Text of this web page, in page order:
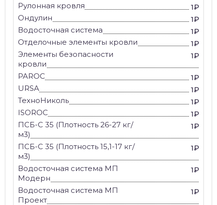
Рулонная кровля
1₽
Ондулин
1₽
Водосточная система
1₽
Отделочные элементы кровли
1₽
Элементы безопасности
кровли
1₽
PAROC
1₽
URSA
1₽
ТехноНиколь
1₽
ISOROC
1₽
ПСБ-С 35 (Плотность 26-27 кг/
м3)
1₽
ПСБ-С 35 (Плотность 15,1-17 кг/
м3)
1₽
Водосточная система МП
Модерн
1₽
Водосточная система МП
Проект
1₽